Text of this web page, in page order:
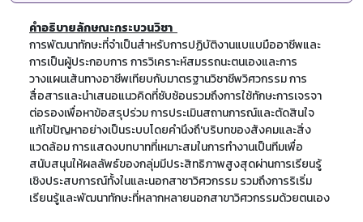
คําอธิบายลักษณะกระบวนวิชา
การพัฒนาทักษะที่จำเป็นสำหรับการปฏิบัติงานแบแบมืออาชีพและ
การเป็นผู้ประกอบการ การวิเคราะห์สมรรถนะตนเองและการ
วางแผนเส้นทางอาชีพเทียบกับมาตรฐานวิชาชีพวิศวกรรม การ
สื่อสารและนำเสนอแนวคิดที่ซับซ้อนรวมถึงการใช้ทักษะการเจรจา
ต่อรองเพื่อหาข้อสรุปร่วม การประเมินสถานการณ์และตัดสินใจ
แก้ไขปัญหาอย่างเป็นระบบโดยคำนึงถึ'บริบทของสังคมและสิ่ง
แวดล้อม การแสดงบทบาทที่เหมาะสมในการทำงานเป็นทีมเพื่อ
สนับสนุนให้ผลลัพธ์ของกลุ่มมีประสิทธิภาพสูงสุดผ่านการเรียนรู้
เชิงประสบการณ์ทั้งในและนอกสาชาวิศวกรรม รวมถึงการริเริ่ม
เรียนรู้และพัฒนาทักษะที่หลากหลายนอกสาขาวิศวกรรมด้วยตนเอง